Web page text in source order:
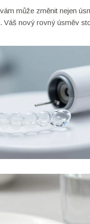
může změnit nejen
Váš nový rovný úsměv